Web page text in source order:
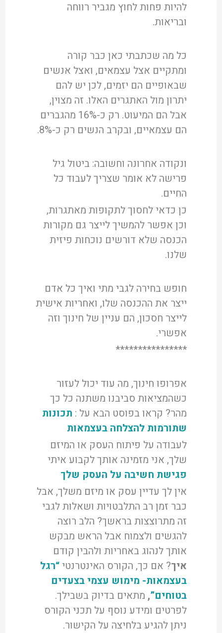
להיות פחות לחוץ מגביר רווחה
ובריאות.
כל מה שכתבתי כאן כבר קורה
ומתקיים אצל עצמאים, ואצל אנשים
שבאופיים הם יזמים, לכן יש להם
יתרון מול האתגרים האלו. זה מצוין,
אבל הם המיעוט. רק כ-16% מהגברים
הם עצמאיים, ובקרב הנשים רק כ-8%.
ונקודה אחרונה וחשובה: ביטול גיל
פרישה לא אומר שצריך לעבוד כל
החיים.
כן כדאי לחסוך לתקופות מאתגרות,
וכן אפשר להמשיך לייצר גם מקורות
הכנסה שלא דורשים נוכחות פיזית
שלנו.
חופש בחירה לגבי מתי ואיך כל אדם
ייצר את ההכנסה שלו, ואחריות אישית
לייצר חסכון, הם עניין של חינוך וזה
אפשרי.
****************
אפרופו חינוך, מה עוד יכול לעזור
כשהמציאות סביבנו משתנה כל כך
מהר? קראו בפוסט הבא על : תכונות
שתורמות להצלחה בעצמאות
לעבודה על פיתוח העסק או המיזם
שלך, אני מזמינה אותך לקבוע איתי
פגישת חשיבה על העסק שלך
אין לך עדיין עסק או מיזם משלך, אבל
כבר זמן רב התלבטויות ושאלות לגבי
זה מתרוצצות בראשך? הלב רוצה
להגשים ולצמוח אבל הראש מבקש
אותך לנהוג באחריות ולהבין קודם
איך? אם כך, הקורס האינטרנטי “רגל
בעצמאות- מימוש עצמי בצעדים
בטוחים”, מתאים בדיוק בשבילך.
לפרטים ומידע נוסף על תכני הקורס
ניתן להגיע בלחיצה על הקישור.